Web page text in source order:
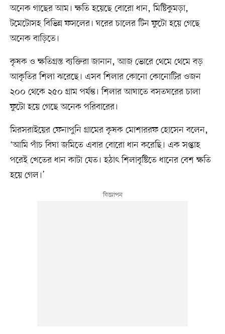
অনেক গাছের আম। ক্ষতি হয়েছে বোরো ধান, মিষ্টিকুমড়া,
টমেটোসহ বিভিন্ন ফসলের। ঘরের চালের টিন ফুটো হয়ে গেছে
অনেক বাড়িতে।
কৃষক ও ক্ষতিগ্রস্ত ব্যক্তিরা জানান, আজ ভোরে থেমে থেমে বড়
আকৃতির শিলা ঝরেছে। এসব শিলার কোনো কোনোটির ওজন
২০০ থেকে ২৫০ গ্রাম পর্যন্ত। শিলার আঘাতে বসতঘরের চালা
ফুটো হয়ে গেছে অনেক পরিবারের।
মিরসরাইয়ের ফেনাপুনি গ্রামের কৃষক মোশাররফ হোসেন বলেন,
‘আমি পাঁচ বিঘা জমিতে এবার বোরো ধান করেছি। এক সপ্তাহ
পরেই খেতের ধান কাটা যেত। হঠাৎ শিলাবৃষ্টিতে ধানের বেশ ক্ষতি
হয়ে গেল।’